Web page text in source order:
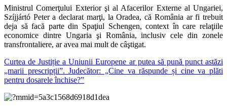
​Ministrul Comerţului Exterior şi al Afacerilor Externe al Ungariei,
Szíjjártó Peter a declarat marţi, la Oradea, că România ar fi trebuit
deja să facă parte din Spaţiul Schengen, context în care relaţiile
economice dintre Ungaria şi România, inclusiv cele din zonele
transfrontaliere, ar avea mai mult de câştigat.
Curtea de Justiție a Uniunii Europene ar putea să pună punct astăzi
„marii prescripții”. Judecător: „Cine va răspunde și cine va plăti
pentru dosarele închise?”